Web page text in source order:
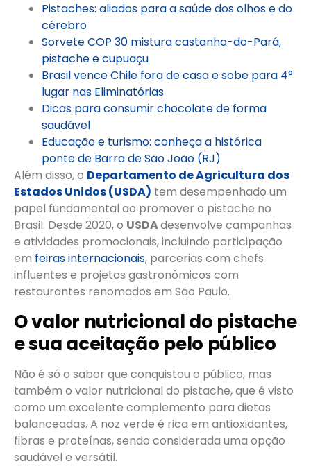
Pistaches: aliados para a saúde dos olhos e do
cérebro
Sorvete COP 30 mistura castanha-do-Pará,
pistache e cupuaçu
Brasil vence Chile fora de casa e sobe para 4°
lugar nas Eliminatórias
Dicas para consumir chocolate de forma
saudável
Educação e turismo: conheça a histórica
ponte de Barra de São João (RJ)
Além disso, o Departamento de Agricultura dos
Estados Unidos (USDA) tem desempenhado um
papel fundamental ao promover o pistache no
Brasil. Desde 2020, o USDAdesenvolve campanhas
e atividades promocionais, incluindo participação
em feiras internacionais, parcerias com chefs
influentes e projetos gastronômicos com
restaurantes renomados em São Paulo.
O valor nutricional do pistache
e sua aceitação pelo público
Não é só o sabor que conquistou o público, mas
também o valor nutricional do pistache, que é visto
como um excelente complemento para dietas
balanceadas. A noz verde é rica em antioxidantes,
fibras e proteínas, sendo considerada uma opção
saudável e versátil.